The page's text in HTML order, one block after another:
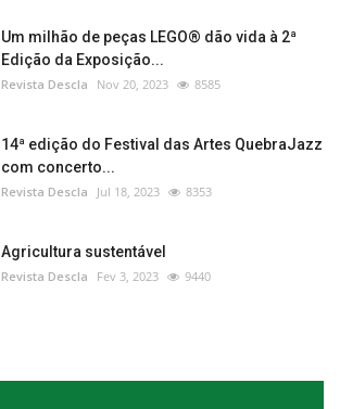
Um milhão de peças LEGO® dão vida à 2ª
Edição da Exposição...
Revista Descla Nov 20, 2023 8585
14ª edição do Festival das Artes QuebraJazz
com concerto...
Revista Descla Jul 18, 2023 8353
Agricultura sustentável
Revista Descla Fev 3, 2023 9440